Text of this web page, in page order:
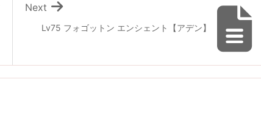
Lv75 フォゴットン エンシェント【アデン】
Next